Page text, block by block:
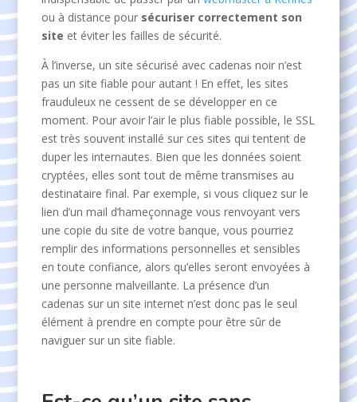
ou à distance pour sécuriser correctement son
site et éviter les failles de sécurité.
À l’inverse, un site sécurisé avec cadenas noir n’est
pas un site fiable pour autant ! En effet, les sites
frauduleux ne cessent de se développer en ce
moment. Pour avoir l’air le plus fiable possible, le SSL
est très souvent installé sur ces sites qui tentent de
duper les internautes. Bien que les données soient
cryptées, elles sont tout de même transmises au
destinataire final. Par exemple, si vous cliquez sur le
lien d’un mail d’hameçonnage vous renvoyant vers
une copie du site de votre banque, vous pourriez
remplir des informations personnelles et sensibles
en toute confiance, alors qu’elles seront envoyées à
une personne malveillante. La présence d’un
cadenas sur un site internet n’est donc pas le seul
élément à prendre en compte pour être sûr de
naviguer sur un site fiable.